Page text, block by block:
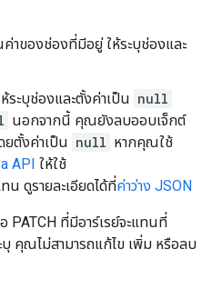
าของช่องที่มีอยู่ ให้ระบุช่องและ
ระบุช่องและตั้งค่าเป็น null
นอกจากนี้ คุณยังลบออบเจ็กต์
ยตั้งค่าเป็น null หากคุณใช้
API ให้ใช้
น ดูรายละเอียดได้ที่ค่าว่าง JSON
PATCH ที่มีอาร์เรย์จะแทนที่
คุณไม่สามารถแก้ไข เพิ่ม หรือลบ